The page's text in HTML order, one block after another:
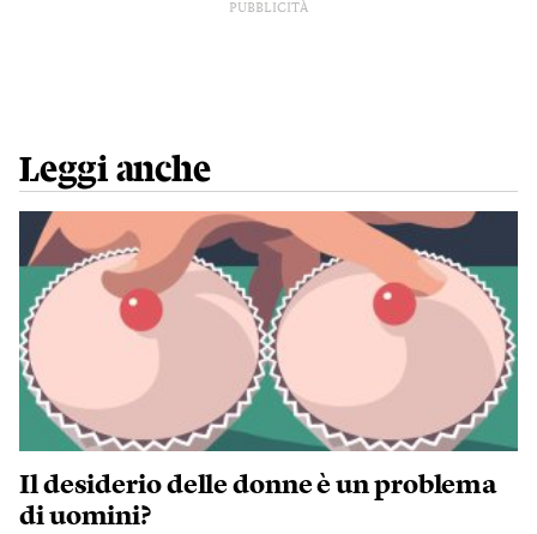
PUBBLICITÀ
Leggi anche
Il desiderio delle donne è un problema
di uomini?